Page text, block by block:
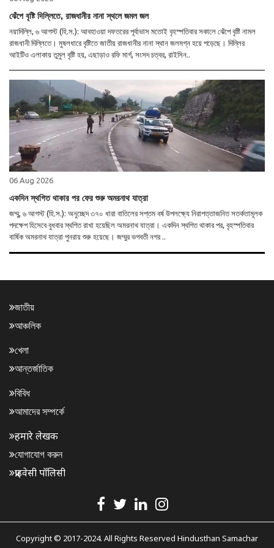
ঝেঁপে বৃষ্টি দিল্লিতে, রাজধানীর নানা স্থলে জমল জল
নয়াদিল্লি, ৬ আগস্ট (হি.স.): আবহাওয়া দফতরের পূর্বাভাস মতোই বৃহস্পতিবার সকালে ঝেঁপে বৃষ্টি নামল
রাজধানী দিল্লিতে। মুষলধারে বৃষ্টিতে জাতীয় রাজধানীর নানা স্থান জলমগ্ন হয়ে পড়েছে। দিল্লির
আইটিও এলাকায় তুমুল বৃষ্টি হয়, এছাড়াও রফি মার্গ, সংসদ চত্বর, রাইসিন..
06 Aug 2026
একদিন স্থগিত থাকার পর ফের শুরু অমরনাথ যাত্রা
জম্মু, ৬ আগস্ট (হি.স.): অনুচ্ছেদ ৩৭০ ধারা বাতিলের সপ্তম বর্ষ উপলক্ষ্যে নিরাপত্তাজনিত সতর্কতামূলক
পদক্ষেপ হিসেবে বুধবার স্থগিত রাখা হয়েছিল অমরনাথ যাত্রা। একদিন স্থগিত থাকার পর, বৃহস্পতিবার
বার্ষিক অমরনাথ যাত্রা পুনরায় শুরু হয়েছে। জম্মুর ভগবতী নগর ..
জাতীয়
আঞ্চলিক
খেলা
আন্তর্জাতিক
বিবিধ
আমাদের সম্পর্কে
हमारे लेखक
যোগাযোগ করুন
प्राइवेसी पॉलिसी
Copyright © 2017-2024. All Rights Reserved Hindusthan Samachar